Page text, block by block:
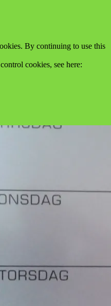
By continuing to use this
cookies, see here: